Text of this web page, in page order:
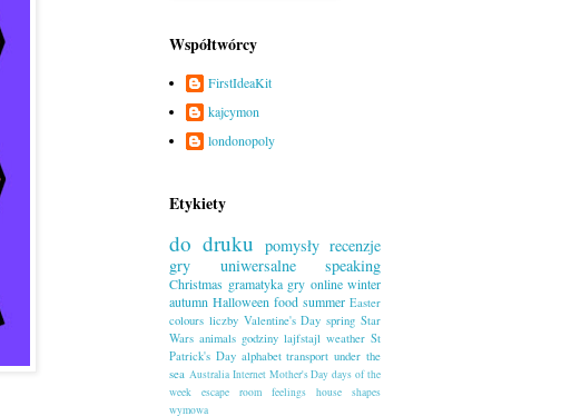
Współtwórcy
FirstIdeaKit
kajcymon
londonopoly
Etykiety
do druku pomysły recenzje
gry uniwersalne
speaking
Christmas gramatyka gry online winter
autumn Halloween food summer Easter
colours liczby Valentine's Day spring Star
Wars animals godziny lajfstajl weather St
Patrick's Day alphabet transport under the
sea Australia Internet Mother's Day days of the
week
escape room feelings house
shapes
wymowa